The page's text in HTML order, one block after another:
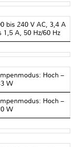
bis 240 V AC, 3,4 A
1,5 A, 50 Hz/60 Hz
Hoch –
W
Hoch –
W